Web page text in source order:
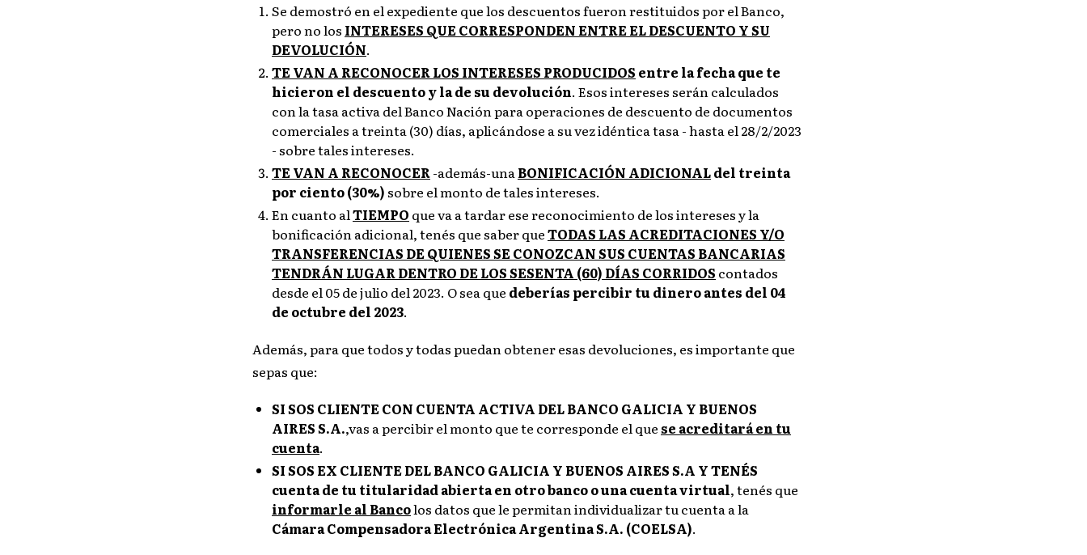
Se demostró en el expediente que los descuentos fueron restituidos por el Banco,
pero no los INTERESES QUE CORRESPONDEN ENTRE EL DESCUENTO Y SU
DEVOLUCIÓN.
TE VAN A RECONOCER LOS INTERESES PRODUCIDOS entre la fecha que te
hicieron el descuento y la de su devolución. Esos intereses serán calculados
con la tasa activa del Banco Nación para operaciones de descuento de documentos
comerciales a treinta (30) días, aplicándose a su vez idéntica tasa - hasta el 28/2/2023
- sobre tales intereses.
TE VAN A RECONOCER-además-unaBONIFICACIÓN ADICIONALdel treinta
por ciento (30%) sobre el monto de tales intereses.
En cuanto alTIEMPO que va a tardar ese reconocimiento de los intereses y la
bonificación adicional, tenés que saber queTODAS LAS ACREDITACIONES Y/O
TRANSFERENCIAS DE QUIENES SE CONOZCAN SUS CUENTAS BANCARIAS
TENDRÁN LUGAR DENTRO DE LOS SESENTA (60) DÍAS CORRIDOS contados
desde el 05 de julio del 2023. O sea que deberías percibir tu dinero antes del 04
de octubre del 2023.
Además, para que todos y todas puedan obtener esas devoluciones, es importante que
sepas que:
SI SOS CLIENTE CON CUENTA ACTIVA DEL BANCO GALICIA Y BUENOS
AIRES S.A.,vas a percibir el monto que te corresponde el que se acreditará en tu
cuenta.
SI SOS EX CLIENTE DEL BANCO GALICIA Y BUENOS AIRES S.A YTENÉS
cuenta de tu titularidad abierta en otro banco o una cuenta virtual, tenés que
informarle al Bancolos datos que le permitan individualizar tu cuenta a la
Cámara Compensadora Electrónica Argentina S.A. (COELSA).